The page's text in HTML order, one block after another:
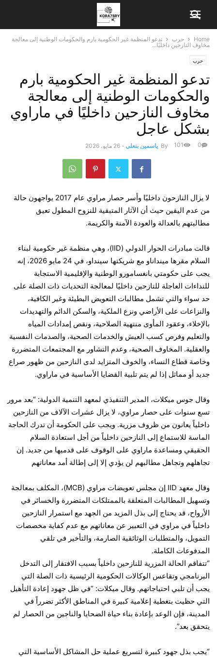
Home حرب
تدعو المنظمة غير الحكومية بارم والحكومات الوطنية إلى معالجة
مخاوف النازحين داخليًا...
حرب
تدعو المنظمة غير الحكومية بارم
والحكومات الوطنية إلى معالجة
مخاوف النازحين داخليًا في ماراوي
بشكل عاجل
By ياسمين بنعلي - 26 مايو، 2026 0
101
لا يزال النازحون داخليًا وأسر حصار مراوي عام 2017 يواجهون حالة
من عدم اليقين حيث أن الآثار المتبقية للنزوح المطول تعيق
مطالبتهم بالعدالة والعودة الآمنة والكريمة.
قالت مبادرات الحوار الدولي (IID)، وهي منظمة غير حكومية لبناء
السلام مقرها مينداناو مع شريكتها سينداو، في 24 مايو 2026، إنه
يجب على حكومتي بانغسامورو الوطنية والإقليمية الاستجابة
للنداءات العاجلة للنازحين داخليًا لمعالجة التحديات ذات الصلة على
حد سواء والتي تشمل مطالبات التعويض البطيئة وغير الكافية،
والنزاعات على الأراضي ونزع الملكية، والسكن الدائم والتهديدات
بالإخلاء، وعقود المأوى منتهية الصلاحية، ونقص إمدادات المياه
والتعليم وفرص كسب العيش والخدمات الصحية، والصدمات النفسية
والعقلية. المخاوف الصحية، وعدم التشاور مع المجتمعات المتضررة
وخاصة قطاع النساء، والخوف المتزايد لدى النازحين من ظهور صراع
جديد أو مماثل إذا لم يتم تلبية القضايا الأساسية في ماراوي.
وقال جوس ميكلات، المدير التنفيذي لمعهد التنمية الدولية: “بعد مرور
تسع سنوات على حصار مراوي، لا يزال عشرات الآلاف من النازحين
داخلياً يعانون من ظروف مزرية. ويجب على الحكومة أن تدرك الحاجة
الماسة للاستماع إلى النازحين داخلياً من أجل استعادة السلام
الحقيقي ومساعدة ماراوي على الوقوف على قدميها من جديد. إن
تجاهلهم وتجاهل مطالبهم لن يؤدي إلا إلى إطالة أمد معاناتهم
وقال معهد IID إن مجلس تعويضات مراوي (MCB)، المكلف بمعالجة
وتسهيل المطالبات المتعلقة بالممتلكات المتضررة والخسائر في
الأرواح، قد يحتاج إلى بذل المزيد من الجهد مع استمرار النازحين
داخلياً في مراوي في التعبير عن معاناتهم مع عدم كفاية مخصصات
التمويل، والمتطلبات الوثائقية الصارمة، والتأخير في تلقي
المدفوعات الكاملة.
“تتفاقم الحالة المزرية للنازحين داخلياً بسبب الافتقار إلى التدخل
البرنامجي وتقاعس الوكالات الحكومية الرئيسية ذات الصلة التي
يجب أن تلبي احتياجاتهم. وقال ميكلات: “في ظل جهود إعادة التأهيل
التي حظيت بتغطية إعلامية كبيرة في المناطق الأكثر تضرراً في
المدينة، فإن الوعد بإعادة بناء حياة الضحايا والناجين من الحصار لم
يتحقق بعد”.
“يجب بذل جهود كبيرة لتسريع عملية حل المشاكل الأساسية التي